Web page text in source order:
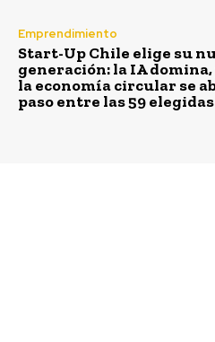
Emprendimiento
Start-Up Chile elige su
generación: la IA
la economía circular se
paso entre las 59 elegidas